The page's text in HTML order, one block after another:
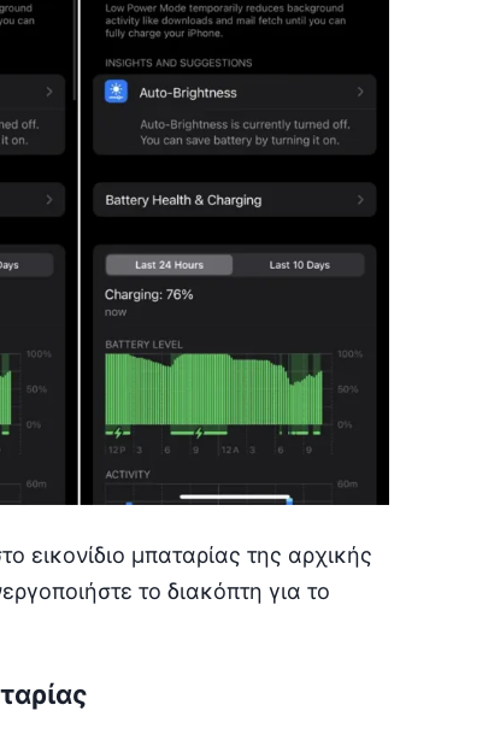
εικονίδιο μπαταρίας της αρχικής
το διακόπτη για το